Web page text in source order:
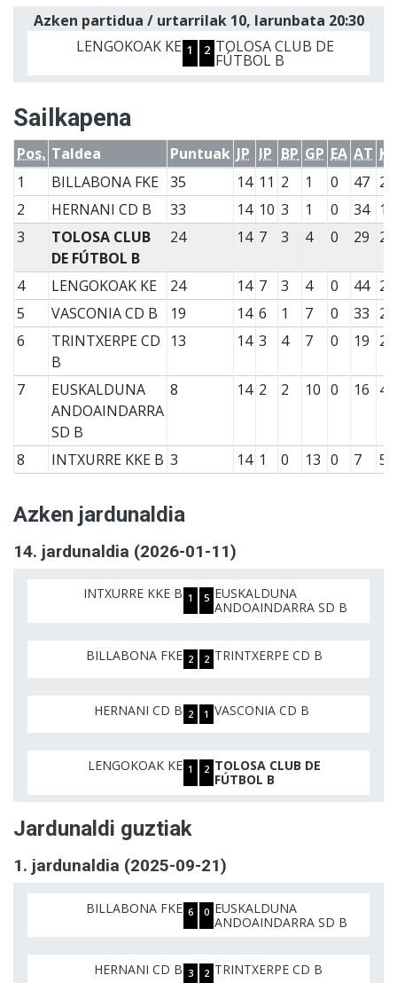
Azken partidua / urtarrilak 10, larunbata 20:30
LENGOKOAK KE 1 2 TOLOSA CLUB DE
FÚTBOL B
Sailkapena
Pos. Taldea Puntuak JP IP BP GP EA AT KT
1
BILLABONA FKE 35 14 11 2 1 0 47 22
2
HERNANI CD B 33 14 10 3 1 0 34 15
3
TOLOSA CLUB
DE FÚTBOL B
24 14 7 3 4 0 29 26
4 LENGOKOAK KE 24 14 7 3 4 0 44 20
5
VASCONIA CD B 19 14 6 1 7 0 33 23
6
TRINTXERPE CD
B
13 14 3 4 7 0 19 25
7
EUSKALDUNA
ANDOAINDARRA
SD B
8 14 2 2 10 0 16 48
8 INTXURRE KKE B 3 14 1 0 13 0 7 50
Azken jardunaldia
14. jardunaldia (2026-01-11)
INTXURRE KKE B 1 5 EUSKALDUNA
ANDOAINDARRA SD B
BILLABONA FKE 2 2 TRINTXERPE CD B
HERNANI CD B 2 1 VASCONIA CD B
LENGOKOAK KE 1 2 TOLOSA CLUB DE
FÚTBOL B
Jardunaldi guztiak
1. jardunaldia (2025-09-21)
BILLABONA FKE 6 0 EUSKALDUNA
ANDOAINDARRA SD B
HERNANI CD B 3 2 TRINTXERPE CD B